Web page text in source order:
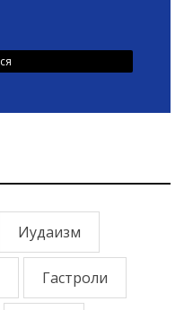
Иудаизм
Гастроли